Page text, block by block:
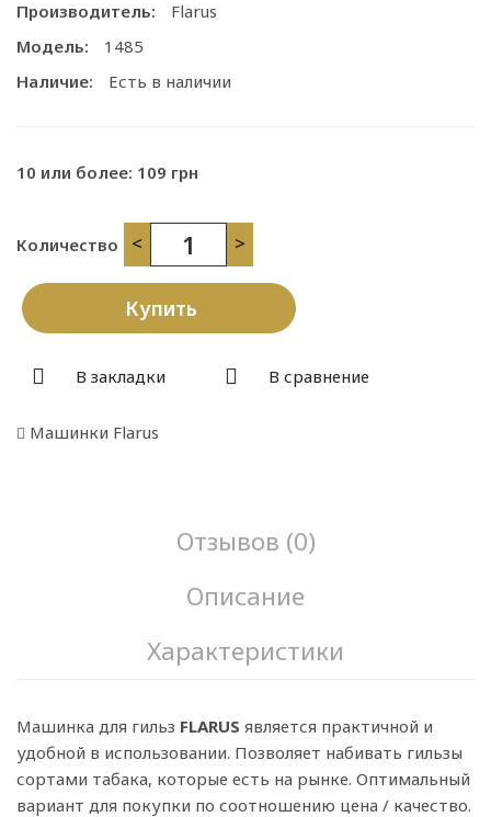
Производитель:
Flarus
Модель:
1485
Наличие:
Есть в наличии
10 или более: 109 грн
Количество < >
Купить
В закладки В сравнение
Машинки Flarus
Отзывов (0)
Описание
Характеристики
Машинка для гильз FLARUS является практичной и
удобной в использовании. Позволяет набивать гильзы
сортами табака, которые есть на рынке. Оптимальный
вариант для покупки по соотношению цена / качество.